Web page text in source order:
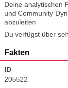
Deine analytischen
und Community-
abzuleiten
Du verfügst über
Fakten
ID
205522